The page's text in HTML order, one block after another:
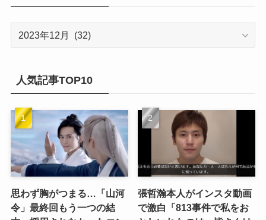
(21)
(25)
(23)
(16)
(17)
ブ
人気記事TOP10
思わず胸がつまる…「山河
令」最終回もう一つの結
張哲瀚本人がインスタ動画
で激白「813事件で私をお